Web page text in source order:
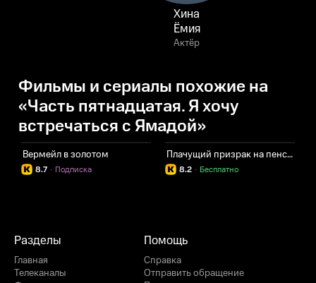
Хина
Ёмия
Актёр
Фильмы и сериалы похожие на
«Часть пятнадцатая. Я хочу
встречаться с Ямадой»
Вермейл в золотом
8.7 Подписка
·
Плачущий призрак на пенсии
8.2 Бесплатно
·
Разделы
Главная
Телеканалы
Помощь
Справка
Отправить обращение